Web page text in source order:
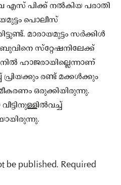
എസ് പിക്ക് നൽകിയ പരാതി
പൊലീസ്
മാരായമുട്ടം സര്‍ക്കിള്‍
സ്‌റ്റേഷനിലേക്ക്
ഹാജരായില്ലെന്നാണ്
രണ്ട് മക്കള്‍ക്കും
ഒരുക്കിയിരുന്നു.
be published. Required